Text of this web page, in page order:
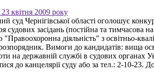
квітня 2009 року
суд Чернігівської області оголошує
судових засідань (постійна та
діяльність" з освітньо-
Вимоги до кандидатів: вища
на державній службі в судових органах
до канцелярії суду або за тел.: 2-10-